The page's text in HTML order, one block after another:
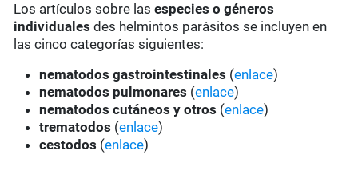
Los artículos sobre las especies o géneros
individuales des helmintos parásitos se incluyen en
las cinco categorías siguientes:
nematodos gastrointestinales (enlace)
nematodos pulmonares (enlace)
nematodos cutáneos y otros (enlace)
trematodos (enlace)
cestodos (enlace)